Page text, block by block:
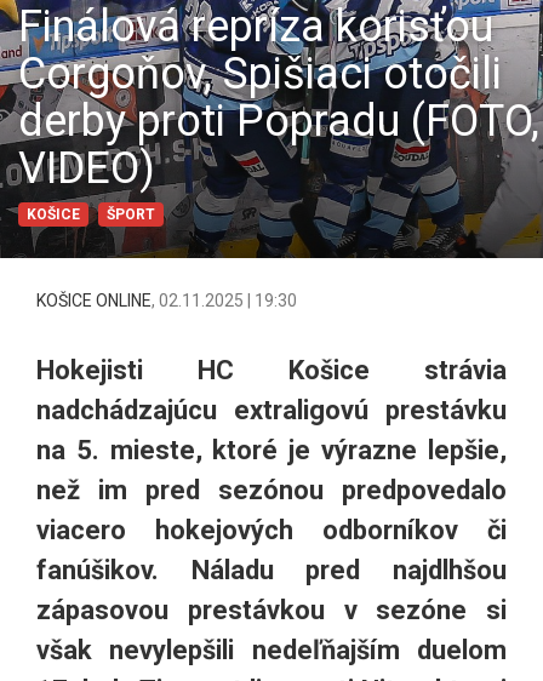
Finálová repríza korisťou
Corgoňov, Spišiaci otočili
derby proti Popradu (FOTO,
VIDEO)
KOŠICE ŠPORT
KOŠICE ONLINE, 02.11.2025 | 19:30
Hokejisti HC Košice strávia
nadchádzajúcu extraligovú prestávku
na 5. mieste, ktoré je výrazne lepšie,
než im pred sezónou predpovedalo
viacero hokejových odborníkov či
fanúšikov. Náladu pred najdlhšou
zápasovou prestávkou v sezóne si
však nevylepšili nedeľňajším duelom